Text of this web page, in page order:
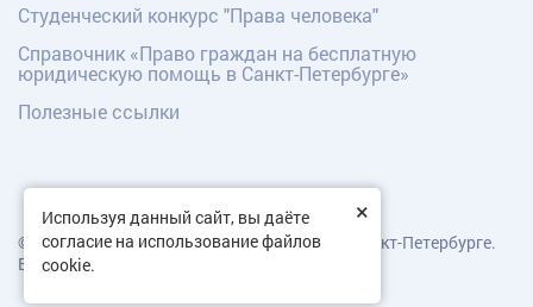
Студенческий конкурс "Права человека"
Справочник «Право граждан на бесплатную
юридическую помощь в Санкт-Петербурге»
Полезные ссылки
© Уполномоченный по правам человека в Санкт-Петербурге.
Все права защищены.
×
Используя данный сайт, вы даёте
согласие на использование файлов
cookie.